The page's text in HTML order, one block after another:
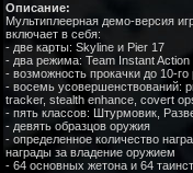
Описание:
Мультиплеерная демо-версия
включает в себя:
- две карты: Skyline и Pier 17
- два режима: Team Instant Action
- возможность прокачки до 10-го
- восемь усовершенствований:
tracker, stealth enhance, covert
- пять классов: Штурмовик,
- девять образцов оружия
- определенное количество
награды за владение оружием
- 64 основных жетона и 64